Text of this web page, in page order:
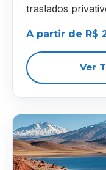
traslados
A partir de R$
Ver